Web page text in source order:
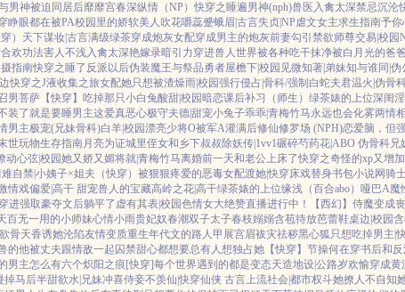
男神被迫同居后靡靡宫春深纵情（NP）快穿之睡遍男神(nph)兽医 入禽太深禁忌沉沦
睁眼都在被PA校园里的娇软美人 吹花嚼蕊蹙蛾眉|古言失贞|NP虐文女主求生指南予你
） 天下谋妆|古言满级绿茶穿成炮灰女配穿成男主的炮灰前妻勾引禁欲师尊交易|校园
合欢功法害人不浅入禽太深艳嫁录暗引力穿进兽人世界被各种吃干抹净被白月光的爸
指南快穿之睡了反派以后伪装魔王与祭品勇者屋檐下|校园 见微知著|弟妹知与谁同|伪
快穿之J液收集之旅女配她只想被渣燥雨|校园强行侵占|骨科/强制 白蛇夫君温火|伪骨
男菩萨 【快穿】吃掉那只小白兔酸甜|校园暗恋课后补习（师生） 绿茶婊的上位深闺
装了就是要睡男主这爱真恶心极守夫德|甜宠小兔子乖乖|青梅竹马永远也会化雾两情
男主极宠(兄妹骨科)白羊|校园漂亮少将O被军A灌满后修仙修罗场 (NPH)恋爱脑，但
世玩物生存指南月亮为证城里侄女和乡下叔叔除妖传|1vv1碾碎芍药花|ABO 伪骨科兄
动心弦|校园她又娇又媚将就|青梅竹马离婚前一天和老公上床了快穿之奇怪的xp又增
自禁|小姨子×姐夫 （快穿）被狠狠疼爱的恶毒女配渡她|快穿床戏替身书包小说网骑
情戏偏爱|高干 甜宠兽人的宝藏高岭之花|高干绿茶婊的上位缘浅（百合abo）哑巴A魔
进强取豪夺文后躺平了 虚有其表|校园色情女大绝赞直播进行中！ 【西幻】侍魔变成
百无一用的小师妹心情小雨贵妃奴春潮双子太子春枝嫋嫋含苞待放芭蕾鞋桌边|校园
欲骨天香诱她沦陷友情变质重生年代文的路人甲 展宫眉袚灾祛秽黑心狐只想吃掉男主|
的他被丈夫跟情敌一起囚禁甜心都想要总有人想独占她 【快穿】节操何在穿书后和反
男主怎么有六个炽阳之痕 [快穿]每个世界遇到的都是变态天造地设|公路岁欢愉穿成黄
掉马后半甜欲水|兄妹冲喜侍妾不羡仙|快穿仙侠 古言上流社会|都市权斗她撩人不自知